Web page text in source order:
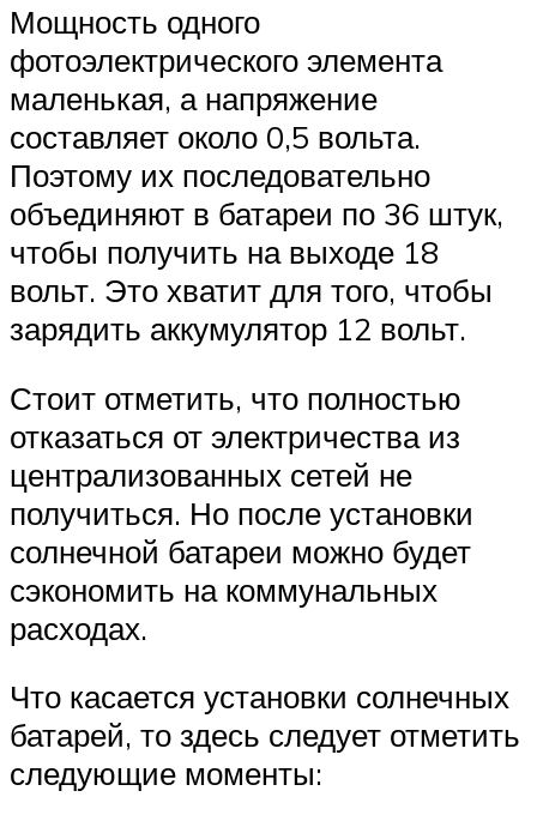
Мощность одного
фотоэлектрического элемента
маленькая, а напряжение
составляет около 0,5 вольта.
Поэтому их последовательно
объединяют в батареи по 36 штук,
чтобы получить на выходе 18
вольт. Это хватит для того, чтобы
зарядить аккумулятор 12 вольт.
Стоит отметить, что полностью
отказаться от электричества из
централизованных сетей не
получиться. Но после установки
солнечной батареи можно будет
сэкономить на коммунальных
расходах.
Что касается установки солнечных
батарей, то здесь следует отметить
следующие моменты: